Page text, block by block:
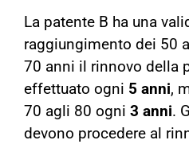
La patente B ha una
raggiungimento dei 50
70 anni il rinnovo della
effettuato ogni 5 anni,
70 agli 80 ogni 3 anni.
devono procedere al